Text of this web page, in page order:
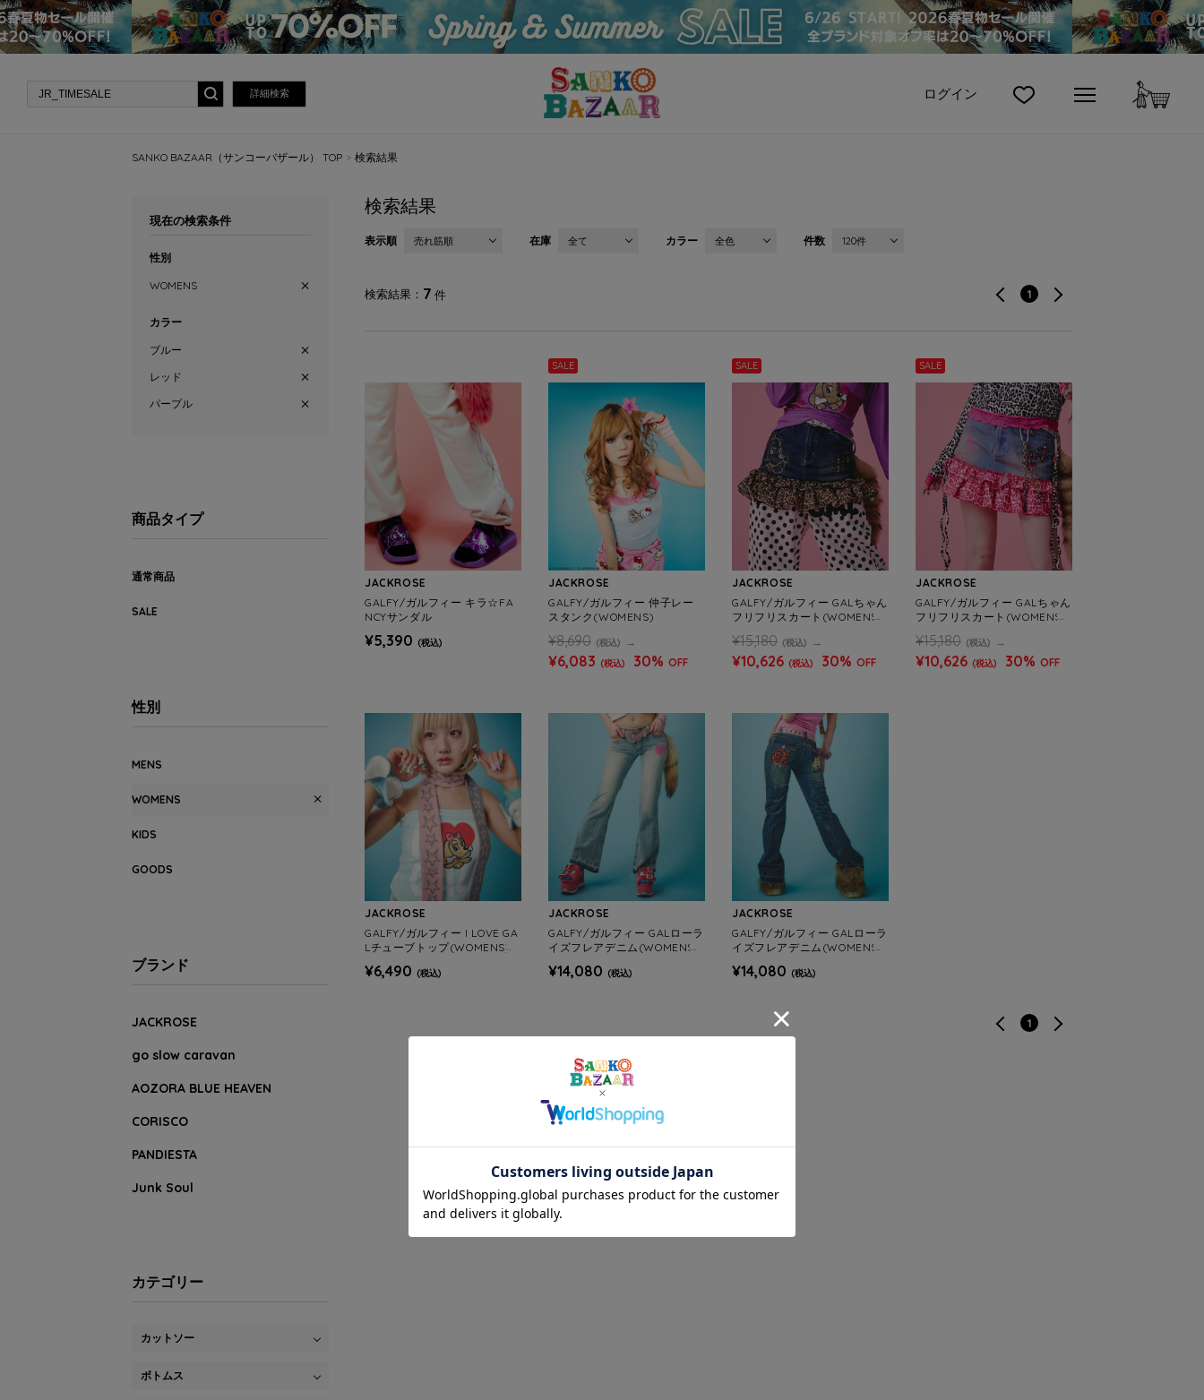
詳細検索 ログイン
SANKO BAZAAR（サンコーバザール） TOP 検索結果
検索結果
表示順 売れ筋順 在庫 全て カラー 全色 件数 120件
検索結果 7 件 1
JACKROSE
GALFY/ガルフィー キラ☆FA
NCYサンダル
¥5,390 (税込)
SALE
JACKROSE
GALFY/ガルフィー 仲子レー
スタンク(WOMENS)
¥8,690 (税込)
¥6,083 (税込) 30% OFF
SALE
JACKROSE
GALFY/ガルフィー GALちゃん
フリフリスカート(WOMENS)
¥15,180 (税込)
¥10,626 (税込) 30% OFF
SALE
JACKROSE
GALFY/ガルフィー GALちゃん
フリフリスカート(WOMENS)
¥15,180 (税込)
¥10,626 (税込) 30% OFF
JACKROSE
GALFY/ガルフィー I LOVE GA
Lチューブトップ(WOMENS)
¥6,490 (税込)
JACKROSE
GALFY/ガルフィー GALローラ
イズフレアデニム(WOMENS)
¥14,080 (税込)
JACKROSE
GALFY/ガルフィー GALローラ
イズフレアデニム(WOMENS)
¥14,080 (税込)
1
現在の検索条件
性別
WOMENS
カラー
ブルー
レッド
パープル
商品タイプ
通常商品
SALE
性別
MENS
WOMENS
KIDS
GOODS
ブランド
JACKROSE
go slow caravan
AOZORA BLUE HEAVEN
CORISCO
PANDIESTA
Junk Soul
カテゴリー
カットソー
ボトムス